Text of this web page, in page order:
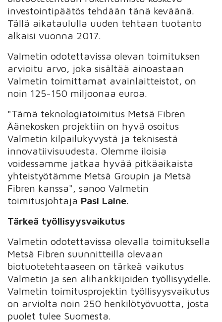
investointipäätös tehdään tänä keväänä.
Tällä aikataululla uuden tehtaan tuotanto
alkaisi vuonna 2017.
Valmetin odotettavissa olevan toimituksen
arvioitu arvo, joka sisältää ainoastaan
Valmetin toimittamat avainlaitteistot, on
noin 125-150 miljoonaa euroa.
"Tämä teknologiatoimitus Metsä Fibren
Äänekosken projektiin on hyvä osoitus
Valmetin kilpailukyvystä ja teknisestä
innovatiivisuudesta. Olemme iloisia
voidessamme jatkaa hyvää pitkäaikaista
yhteistyötämme Metsä Groupin ja Metsä
Fibren kanssa", sanoo Valmetin
toimitusjohtaja Pasi Laine
Tärkeä työllisyysvaikutus
Valmetin odotettavissa olevalla toimituksella
Metsä Fibren suunnitteilla olevaan
biotuotetehtaaseen on tärkeä vaikutus
Valmetin ja sen alihankkijoiden työllisyydelle.
Valmetin toimitusprojektin työllisyysvaikutus
on arviolta noin 250 henkilötyövuotta, josta
puolet tulee Suomesta.